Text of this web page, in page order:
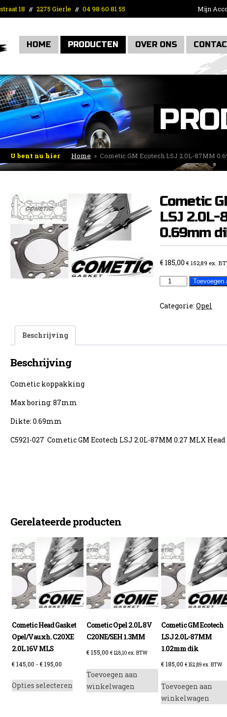
18 // 2275 Gierle // 04 98 60 81 55 Mijn
HOME PRODUCTEN OVER ONS
U bent nu hier Home » Cometic GM Ecotech LSJ 2.0L-87MM
Cometic
LSJ 2.0L-
0.69mm
€185,00 € 152,89 ex.
Cometic
Ecotech
Toevoegen
Categorie: Opel
Beschrijving
Beschrijving
Cometic koppakking
Max boring: 87mm
Dikte: 0.69mm
C5921-027 Cometic GM Ecotech LSJ 2.0L-87MM 0.27 MLX
Gerelateerde producten
Cometic Head Gasket
Opel/Vauxh. C20XE
2.0L 16V MLS
€145,00 - €195,00
tot
Opties selecteren
Dit
product
Cometic Opel 2.0L 8V
C20NE/SEH 1.3MM
€155,00 € 128,10 ex. BTW
Toevoegen aan
winkelwagen
Cometic GM Ecotech
LSJ 2.0L-87MM
1.02mm dik
€185,00 €152,89 ex. BTW
Toevoegen aan
winkelwagen